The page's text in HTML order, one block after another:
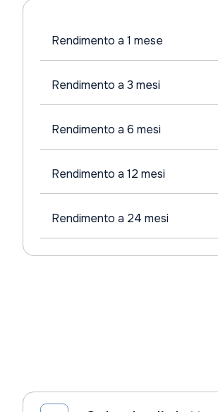
Rendimento a 1 mese
Rendimento a 3 mesi
Rendimento a 6 mesi
Rendimento a 12 mesi
Rendimento a 24 mesi